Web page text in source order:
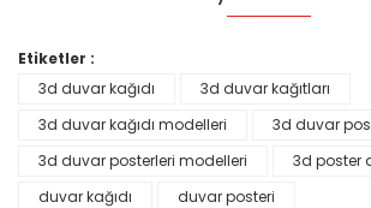
Etiketler :
3d duvar kağıdı
3d duvar kağıtları
3d duvar kağıdı modelleri
3d duvar
3d duvar posterleri modelleri
3d poster
duvar kağıdı
duvar posteri